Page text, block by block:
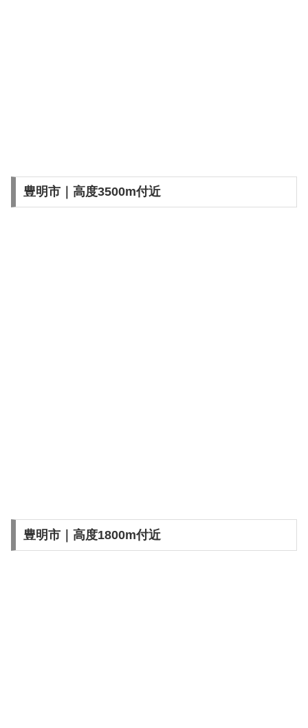
豊明市｜高度3500m付近
豊明市｜高度1800m付近